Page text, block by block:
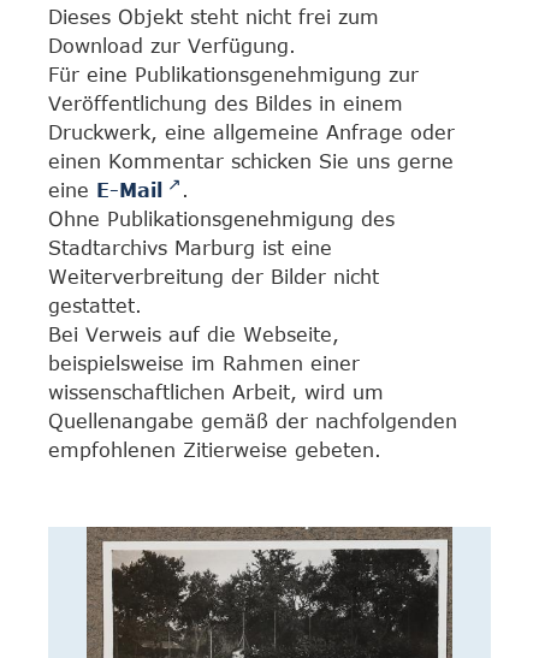
Dieses Objekt steht nicht frei zum
Download zur Verfügung.
Für eine Publikationsgenehmigung zur
Veröffentlichung des Bildes in einem
Druckwerk, eine allgemeine Anfrage oder
einen Kommentar schicken Sie uns gerne
eine E-Mail
.
Ohne Publikationsgenehmigung des
Stadtarchivs Marburg ist eine
Weiterverbreitung der Bilder nicht
gestattet.
Bei Verweis auf die Webseite,
beispielsweise im Rahmen einer
wissenschaftlichen Arbeit, wird um
Quellenangabe gemäß der nachfolgenden
empfohlenen Zitierweise gebeten.